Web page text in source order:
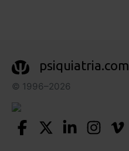
psiquiatria.com
© 1996–2026